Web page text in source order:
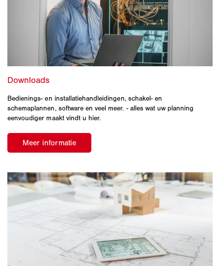
Bedienings- en installatiehandleidingen, schakel- en
schemaplannen, software en veel meer. - alles wat uw planning
eenvoudiger maakt vindt u hier.